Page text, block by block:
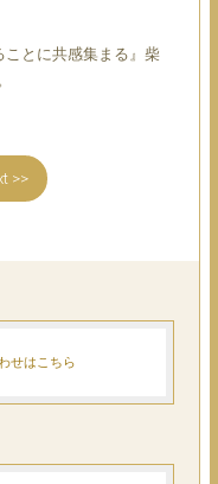
とに共感集まる』柴
>>
せはこちら